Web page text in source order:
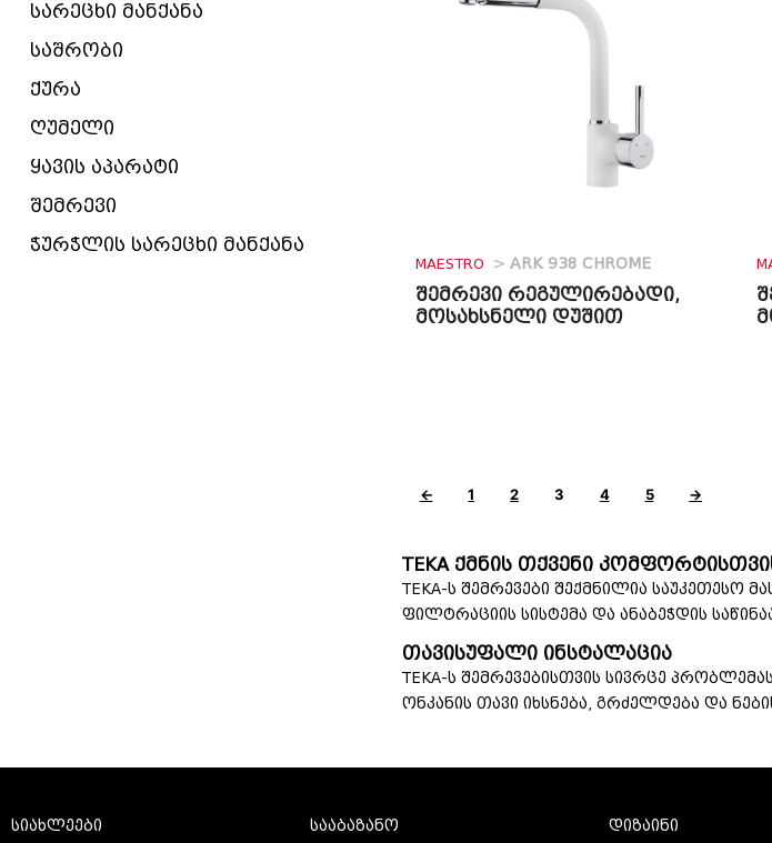
სარეცხი მანქანა
საშრობი
ქურა
ღუმელი
ყავის აპარატი
შემრევი
ჭურჭლის სარეცხი მანქანა
MAESTRO > ARK 938 CHROME
შემრევი რეგულირებადი,
მოსახსნელი დუშით
← 1 2 3 4 5 →
TEKA ქმნის თქვენი
TEKA-ს შემრევები შექმნილია საუკეთესო
ფილტრაციის სისტემა და ანაბეჭდის
თავისუფალი ინსტალაცია
TEKA-ს შემრევებისთვის სივრცე
ონკანის თავი იხსნება, გრძელდება და
სიახლეები
სააბაზანო
დიზაინი